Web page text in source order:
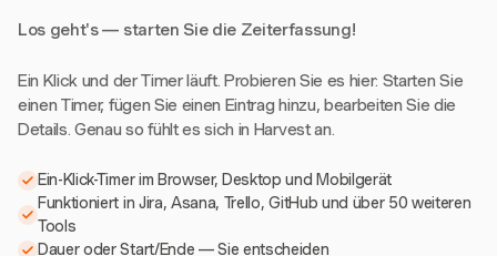
Los geht's — starten Sie die Zeiterfassung!
Ein Klick und der Timer läuft. Probieren Sie es hier: Starten Sie
einen Timer, fügen Sie einen Eintrag hinzu, bearbeiten Sie die
Details. Genau so fühlt es sich in Harvest an.
Ein-Klick-Timer im Browser, Desktop und Mobilgerät
Funktioniert in Jira, Asana, Trello, GitHub und über 50 weiteren
Tools
Dauer oder Start/Ende — Sie entscheiden